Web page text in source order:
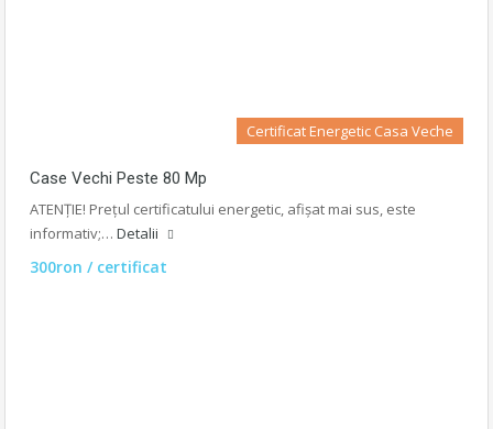
Certificat Energetic Casa Veche
Case Vechi Peste 80 Mp
ATENȚIE! Prețul certificatului energetic, afișat mai sus, este
informativ;… Detalii
300ron / certificat